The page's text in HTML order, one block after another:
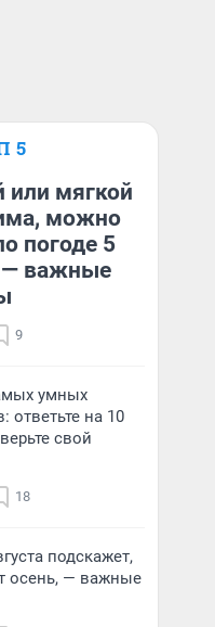
5
или мягкой
можно
погоде 5
— важные
9
умных
ответьте на 10
свой
18
подскажет,
осень, — важные